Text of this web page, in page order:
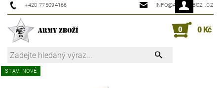
+420 775094166 INFO@ARMYZBOZI.CZ
0 0 Kč
STAV: NOVÉ